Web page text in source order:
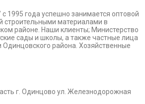
1995 года успешно занимается оптовой
строительными материалами в
районе. Наши клиенты; Министерство
сады и школы, а также частные лица
Одинцовского района. Хозяйственные
г. Одинцово ул. Железнодорожная